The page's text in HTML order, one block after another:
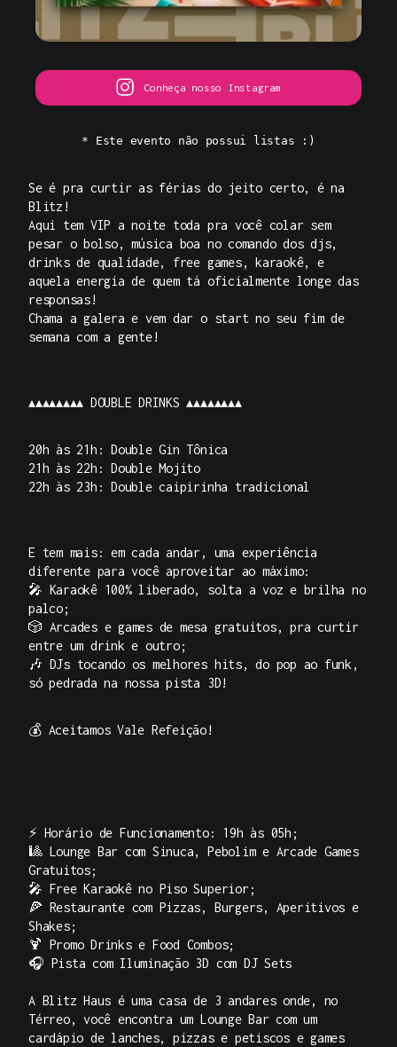
Conheça nosso Instagram
* Este evento não possui listas :)
Se é pra curtir as férias do jeito certo, é na
Blitz!
Aqui tem VIP a noite toda pra você colar sem
pesar o bolso, música boa no comando dos djs,
drinks de qualidade, free games, karaokê, e
aquela energia de quem tá oficialmente longe das
responsas!
Chama a galera e vem dar o start no seu fim de
semana com a gente!
▴▴▴▴▴▴▴▴ DOUBLE DRINKS ▴▴▴▴▴▴▴▴
20h às 21h: Double Gin Tônica
21h às 22h: Double Mojito
22h às 23h: Double caipirinha tradicional
E tem mais: em cada andar, uma experiência
diferente para você aproveitar ao máximo:
🎤 Karaokê 100% liberado, solta a voz e brilha no
palco;
🎲 Arcades e games de mesa gratuitos, pra curtir
entre um drink e outro;
🎶 DJs tocando os melhores hits, do pop ao funk,
só pedrada na nossa pista 3D!
💰 Aceitamos Vale Refeição!
⚡ Horário de Funcionamento: 19h às 05h;
🎱 Lounge Bar com Sinuca, Pebolim e Arcade Games
Gratuitos;
🎤 Free Karaokê no Piso Superior;
🍕 Restaurante com Pizzas, Burgers, Aperitivos e
Shakes;
🍹 Promo Drinks e Food Combos;
🎧 Pista com Iluminação 3D com DJ Sets
A Blitz Haus é uma casa de 3 andares onde, no
Térreo, você encontra um Lounge Bar com um
cardápio de lanches, pizzas e petiscos e games